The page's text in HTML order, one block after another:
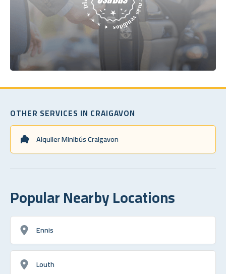
OTHER SERVICES IN CRAIGAVON
Alquiler Minibús Craigavon
Popular Nearby Locations
Ennis
Louth